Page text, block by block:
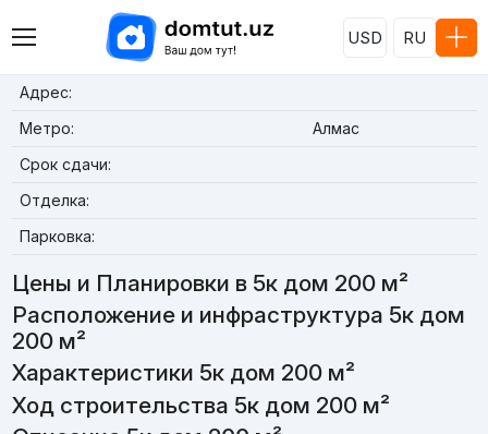
USD RU
Адрес:
Метро:
Алмас
Срок сдачи:
Отделка:
Парковка:
Цены и Планировки в 5к дом 200 м²
Расположение и инфраструктура 5к дом
200 м²
Характеристики 5к дом 200 м²
Ход строительства 5к дом 200 м²